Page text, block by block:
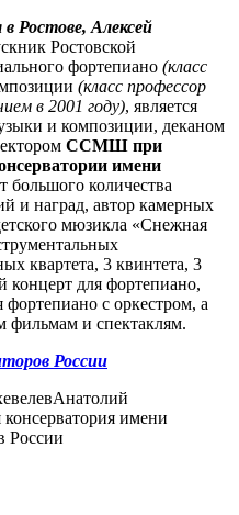
Ростове, Алексей
Ростовской
фортепиано (класс
(класс профессор
в 2001 году), является
и композиции, деканом
ССМШ при
имени
большого количества
и наград, автор камерных
мюзикла «Снежная
квартета, 3 квинтета, 3
концерт для фортепиано,
фортепиано с оркестром, а
фильмам и спектаклям.
России
Анатолий
консерватория имени
России